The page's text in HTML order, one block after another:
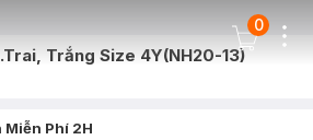
Cart Icon
0
Trắng Size 4Y(NH20-13)
Miễn Phí 2H